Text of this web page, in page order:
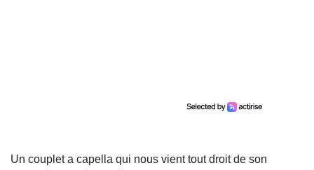
Un couplet a capella qui nous vient tout droit de son